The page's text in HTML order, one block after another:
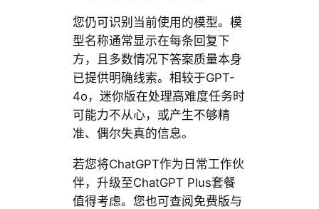
您仍可识别当前使用的模型。模
型名称通常显示在每条回复下
方，且多数情况下答案质量本身
已提供明确线索。相较于GPT-
4o，迷你版在处理高难度任务时
可能力不从心，或产生不够精
准、偶尔失真的信息。
若您将ChatGPT作为日常工作伙
伴，升级至ChatGPT Plus套餐
值得考虑。您也可查阅免费版与